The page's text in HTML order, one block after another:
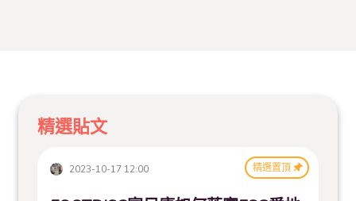
精選貼文
2023-10-17 12:00 精選置頂